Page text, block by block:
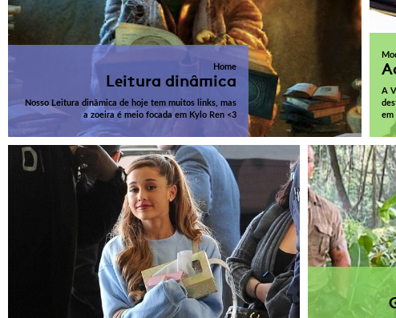
Home
Leitura dinâmica
Nosso Leitura dinâmica de hoje tem muitos links, mas
a zoeira é meio focada em Kylo Ren <3
A
em